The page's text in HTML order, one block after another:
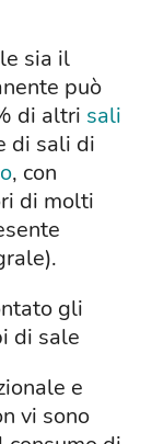
sia il
può
di altri sali
di sali di
, con
di molti
gli
di sale
e
vi sono